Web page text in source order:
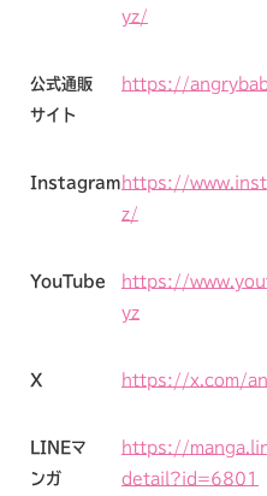
yz/
公式通販
サイト
https://
Instagram https://
z/
YouTube
https://
yz
X https://x.com/
LINEマ
ンガ
https://
detail?id=6801